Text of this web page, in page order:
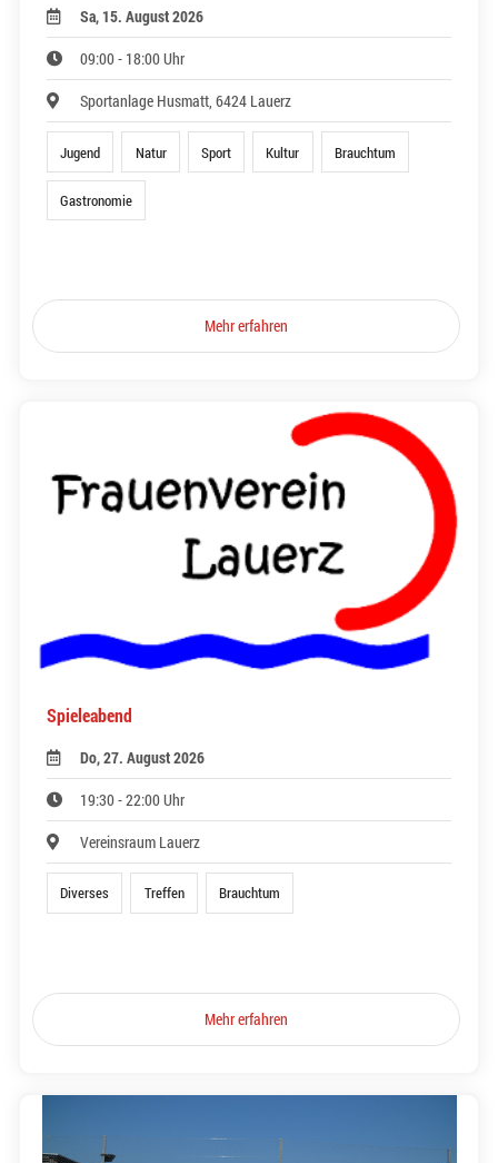
Sa, 15. August 2026
09:00 - 18:00 Uhr
Sportanlage Husmatt, 6424 Lauerz
Jugend Natur Sport Kultur Brauchtum
Gastronomie
Mehr erfahren
Spieleabend
Do, 27. August 2026
19:30 - 22:00 Uhr
Vereinsraum Lauerz
Diverses Treffen Brauchtum
Mehr erfahren